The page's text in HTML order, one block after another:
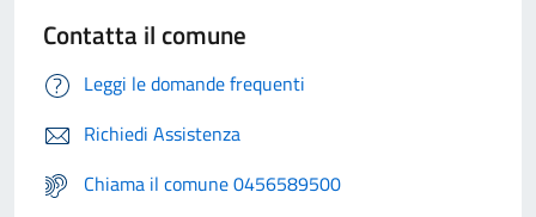
Contatta il comune
Leggi le domande frequenti
Richiedi Assistenza
Chiama il comune 0456589500